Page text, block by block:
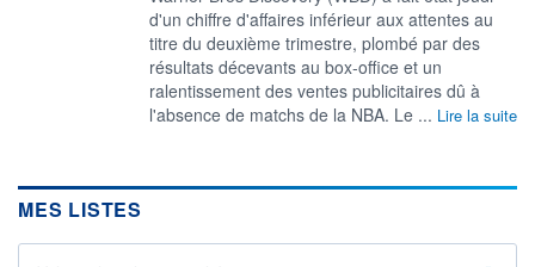
‌d'un chiffre d'affaires inférieur aux attentes au
titre du deuxième trimestre, plombé par des
résultats ​décevants au box-office et un
ralentissement des ventes publicitaires dû à
l'absence de matchs de la NBA. Le ... Lire la suite
MES LISTES